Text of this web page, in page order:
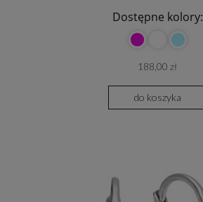
Dostępne kolory:
188,00 zł
do koszyka